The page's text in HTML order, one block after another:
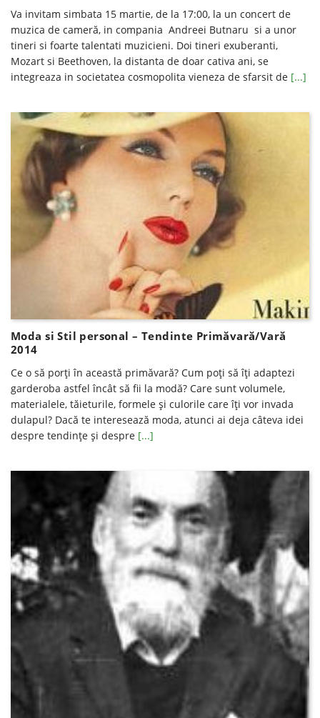
Va invitam simbata 15 martie, de la 17:00, la un concert de
muzica de cameră, in compania Andreei Butnaru si a unor
tineri si foarte talentati muzicieni. Doi tineri exuberanti,
Mozart si Beethoven, la distanta de doar cativa ani, se
integreaza in societatea cosmopolita vieneza de sfarsit de [...]
Moda si Stil personal – Tendinte Primăvară/Vară
2014
Ce o să porţi în această primăvară? Cum poţi să îţi adaptezi
garderoba astfel încât să fii la modă? Care sunt volumele,
materialele, tăieturile, formele şi culorile care îţi vor invada
dulapul? Dacă te interesează moda, atunci ai deja câteva idei
despre tendinţe şi despre [...]